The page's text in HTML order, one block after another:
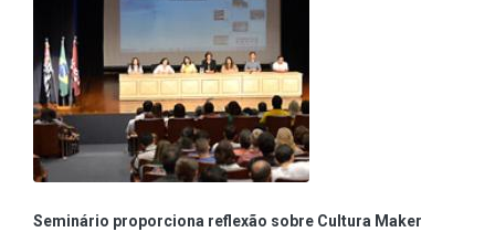
Seminário proporciona reflexão sobre Cultura Maker